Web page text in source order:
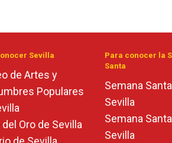
Sevilla
de Artes y
Populares
Oro de Sevilla
Para conocer la
Santa
Semana
Sevilla
Semana
Sevilla